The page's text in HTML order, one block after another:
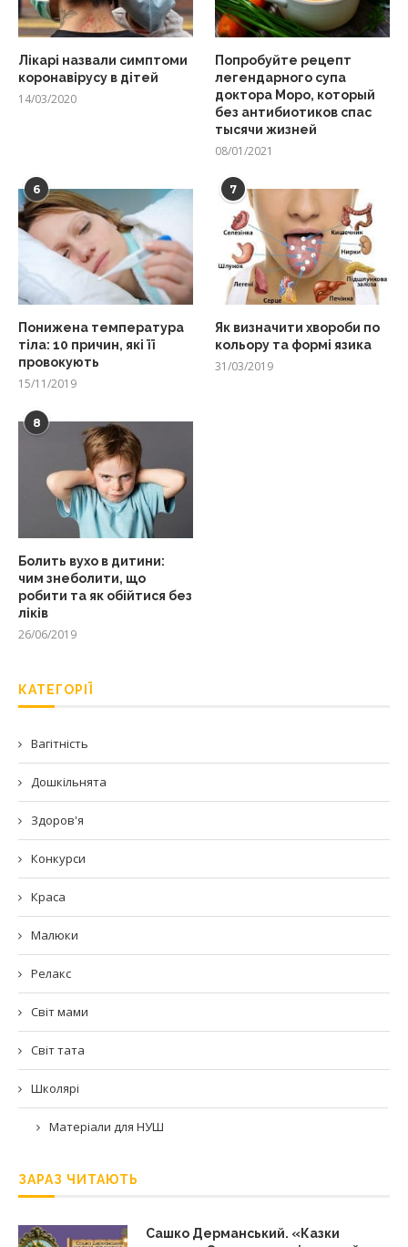
Лікарі назвали симптоми
коронавірусу в дітей
14/03/2020
Попробуйте рецепт
легендарного супа
доктора Моро, который
без антибиотиков спас
тысячи жизней
08/01/2021
6
Понижена температура
тіла: 10 причин, які її
провокують
15/11/2019
7
Як визначити хвороби по
кольору та формі язика
31/03/2019
8
Болить вухо в дитини:
чим знеболити, що
робити та як обійтися без
ліків
26/06/2019
КАТЕГОРІЇ
Вагітність
Дошкільнята
Здоров'я
Конкурси
Краса
Малюки
Релакс
Світ мами
Світ тата
Школярі
Матеріали для НУШ
ЗАРАЗ ЧИТАЮТЬ
Сашко Дерманський. «Казки